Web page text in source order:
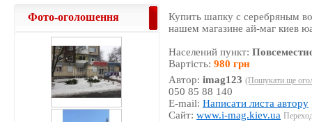
Купить шапку с серебряным
нашем магазине ай-маг киев
Населений пункт:
Вартість:980 грн
Автор:imag123 (Пошукати ще
050 85 88 140
E-mail:Написати листа автору
Сайт:www.i-mag.kiev.ua
Фото-оголошення